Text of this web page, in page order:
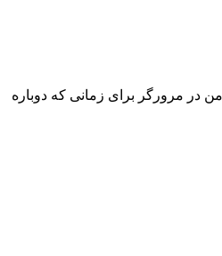
در مرورگر برای زمانی که دوباره